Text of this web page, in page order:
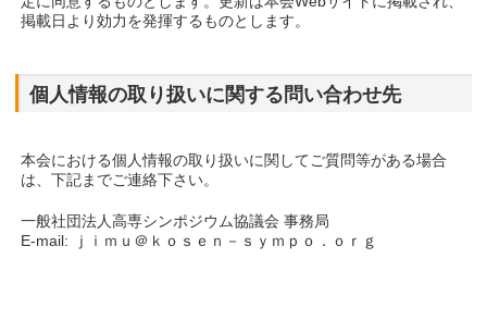
掲載日より効力を発揮するものとします。
個人情報の取り扱いに関する問い合わせ先
本会における個人情報の取り扱いに関してご質問等がある場合
は、下記までご連絡下さい。
一般社団法人高専シンポジウム協議会 事務局
E-mail: ｊｉｍｕ＠ｋｏｓｅｎ－ｓｙｍｐｏ．ｏｒｇ